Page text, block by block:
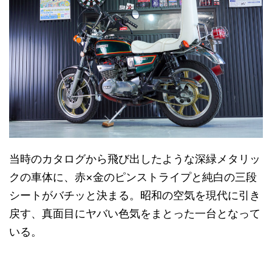
当時のカタログから飛び出したような深緑メタリッ
クの車体に、赤×金のピンストライプと純白の三段
シートがバチッと決まる。昭和の空気を現代に引き
戻す、真面目にヤバい色気をまとった一台となって
いる。